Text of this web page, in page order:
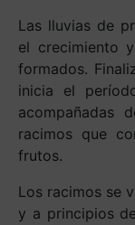
Las lluvias de
el crecimiento
formados.
inicia el
acompañadas
racimos que
frutos.
Los racimos se
y a principios